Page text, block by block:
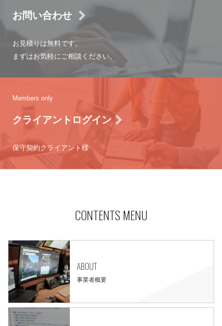
お問い合わせ
お見積りは無料です。
まずはお気軽にご相談ください。
Members only
クライアントログイン
保守契約クライアント様
CONTENTS MENU
ABOUT
事業者概要